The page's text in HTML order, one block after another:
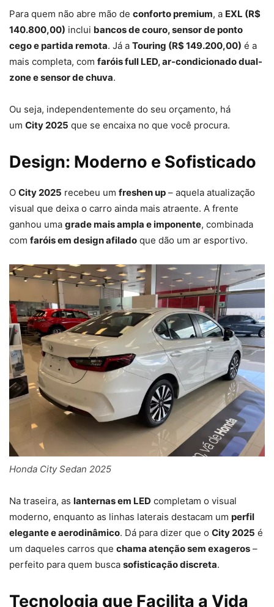
Para quem não abre mão de conforto premium, a EXL (R$
140.800,00) inclui bancos de couro, sensor de ponto
cego e partida remota. Já a Touring (R$ 149.200,00) é a
mais completa, com faróis full LED, ar-condicionado dual-
zone e sensor de chuva.
Ou seja, independentemente do seu orçamento, há
um City 2025 que se encaixa no que você procura.
Design: Moderno e Sofisticado
O City 2025 recebeu um freshen up – aquela atualização
visual que deixa o carro ainda mais atraente. A frente
ganhou uma grade mais ampla e imponente, combinada
com faróis em design afilado que dão um ar esportivo.
Honda City Sedan 2025
Na traseira, as lanternas em LED completam o visual
moderno, enquanto as linhas laterais destacam um perfil
elegante e aerodinâmico. Dá para dizer que o City 2025 é
um daqueles carros que chama atenção sem exageros –
perfeito para quem busca sofisticação discreta.
Tecnologia que Facilita a Vida